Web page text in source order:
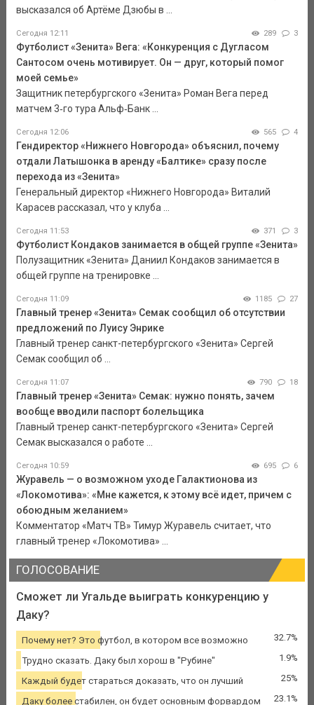
высказался об Артёме Дзюбы в ...
Сегодня 12:11 289 3
Футболист «Зенита» Вега: «Конкуренция с Дугласом
Сантосом очень мотивирует. Он — друг, который помог
моей семье»
Защитник петербургского «Зенита» Роман Вега перед
матчем 3‑го тура Альф‑Банк ...
Сегодня 12:06 565 4
Гендиректор «Нижнего Новгорода» объяснил, почему
отдали Латышонка в аренду «Балтике» сразу после
перехода из «Зенита»
Генеральный директор «Нижнего Новгорода» Виталий
Карасев рассказал, что у клуба ...
Сегодня 11:53 371 3
Футболист Кондаков занимается в общей группе «Зенита»
Полузащитник «Зенита» Даниил Кондаков занимается в
общей группе на тренировке ...
Сегодня 11:09 1185 27
Главный тренер «Зенита» Семак сообщил об отсутствии
предложений по Луису Энрике
Главный тренер санкт-петербургского «Зенита» Сергей
Семак сообщил об ...
Сегодня 11:07 790 18
Главный тренер «Зенита» Семак: нужно понять, зачем
вообще вводили паспорт болельщика
Главный тренер санкт-петербургского «Зенита» Сергей
Семак высказался о работе ...
Сегодня 10:59 695 6
Журавель — о возможном уходе Галактионова из
«Локомотива»: «Мне кажется, к этому всё идет, причем с
обоюдным желанием»
Комментатор «Матч ТВ» Тимур Журавель считает, что
главный тренер «Локомотива» ...
ГОЛОСОВАНИЕ
Сможет ли Угальде выиграть конкуренцию у
Даку?
Почему нет? Это футбол, в котором все возможно 32.7%
Трудно сказать. Даку был хорош в "Рубине" 1.9%
Каждый будет стараться доказать, что он лучший 25%
Даку более стабилен, он будет основным форвардом 23.1%